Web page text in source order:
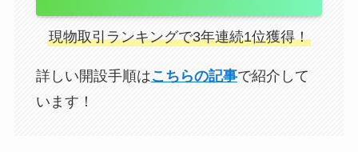
現物取引ランキングで3年連続1位獲得！
詳しい開設手順はこちらの記事で紹介して
います！